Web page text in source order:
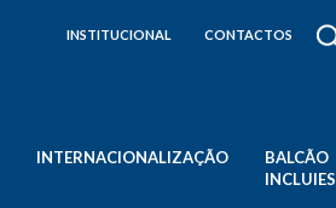
INSTITUCIONAL CONTACTOS
INTERNACIONALIZAÇÃO
BALCÃO
INCLUIES